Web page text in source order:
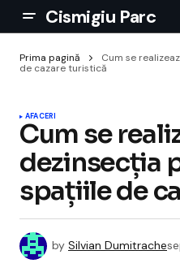
Cismigiu Parc
Prima pagină
Cum se
de cazare turistică
AFACERI
Cum se
dezinsecția
spațiile de
by Silvian Dumitrache